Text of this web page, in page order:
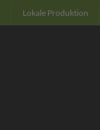
Lokale Produktion